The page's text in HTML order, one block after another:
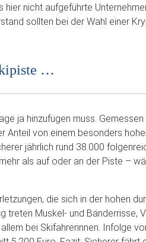
nicht aufgeführte
sollten bei der Wahl einer
…
ja hinzufügen muss.
Anteil von einem besonders
jährlich rund 38.000
als auf oder an der Piste –
die sich in der hohen
Muskel- und Bänderrisse,
bei Skifahrerinnen. Infolge